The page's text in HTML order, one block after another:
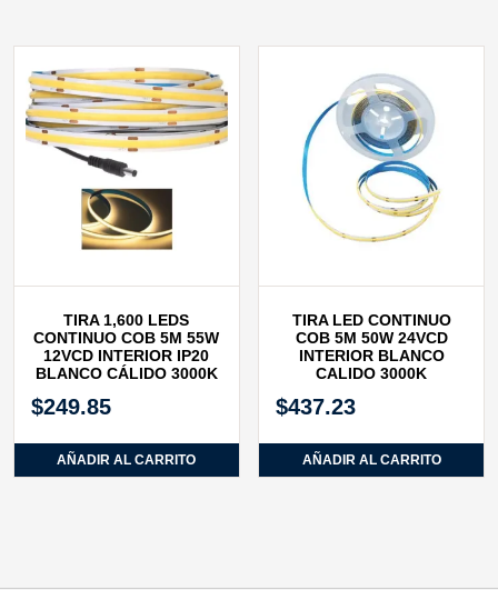
TIRA 1,600 LEDS
CONTINUO COB 5M 55W
12VCD INTERIOR IP20
BLANCO CÁLIDO 3000K
$249.85
AÑADIR AL CARRITO
TIRA LED CONTINUO
COB 5M 50W 24VCD
INTERIOR BLANCO
CALIDO 3000K
$437.23
AÑADIR AL CARRITO